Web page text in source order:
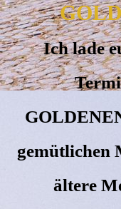
Ich lade
gemütlichen
ältere